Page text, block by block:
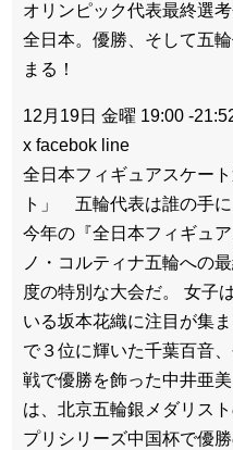
オリンピック代表最終選
全日本。優勝、そして五
まる！
12月19日 金曜 19:00 -
x facebok line
全日本フィギュアスケー
ト」 五輪代表は誰の手に
今年の『全日本フィギュ
ノ・コルティナ五輪への
度の特別な大会だ。 女子
いる坂本花織に注目が集
で３位に輝いた千葉百音
戦で優勝を飾った中井亜
は、北京五輪銀メダリス
プリシリーズ中国杯で優勝